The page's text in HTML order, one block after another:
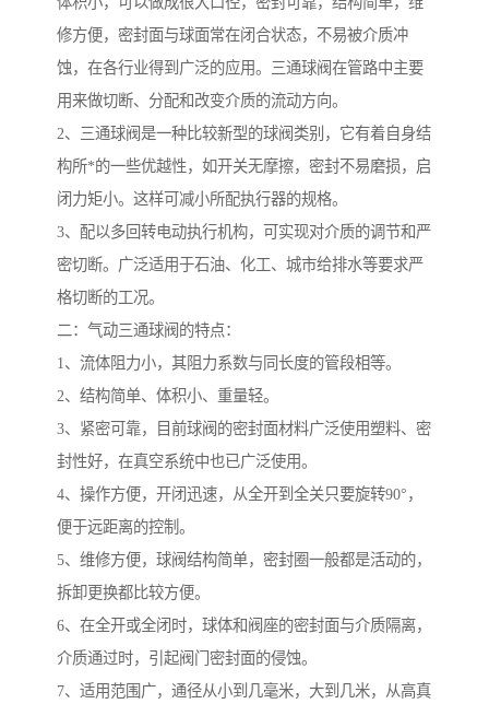
修方便，密封面与球面常在闭合状态，不易被介质冲
蚀，在各行业得到广泛的应用。三通球阀在管路中主要
用来做切断、分配和改变介质的流动方向。
2、三通球阀是一种比较新型的球阀类别，它有着自身结
构所*的一些优越性，如开关无摩擦，密封不易磨损，启
闭力矩小。这样可减小所配执行器的规格。
3、配以多回转电动执行机构，可实现对介质的调节和严
密切断。广泛适用于石油、化工、城市给排水等要求严
格切断的工况。
二：气动三通球阀的特点：
1、流体阻力小，其阻力系数与同长度的管段相等。
2、结构简单、体积小、重量轻。
3、紧密可靠，目前球阀的密封面材料广泛使用塑料、密
封性好，在真空系统中也已广泛使用。
4、操作方便，开闭迅速，从全开到全关只要旋转90°，
便于远距离的控制。
5、维修方便，球阀结构简单，密封圈一般都是活动的，
拆卸更换都比较方便。
6、在全开或全闭时，球体和阀座的密封面与介质隔离，
介质通过时，引起阀门密封面的侵蚀。
7、适用范围广，通径从小到几毫米，大到几米，从高真